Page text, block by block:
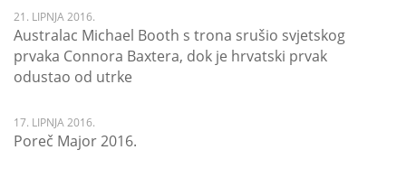
21. LIPNJA 2016.
Australac Michael Booth s trona srušio svjetskog
prvaka Connora Baxtera, dok je hrvatski prvak
odustao od utrke
17. LIPNJA 2016.
Poreč Major 2016.